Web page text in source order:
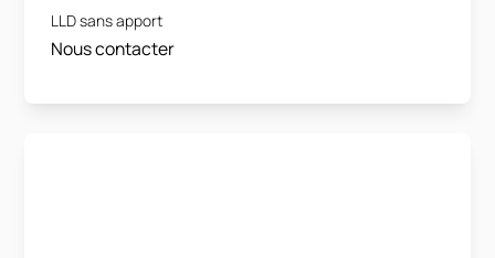
LLD sans apport
Nous contacter